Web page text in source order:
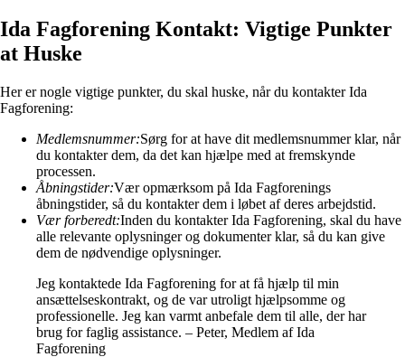
Ida Fagforening Kontakt: Vigtige Punkter
at Huske
Her er nogle vigtige punkter, du skal huske, når du kontakter Ida
Fagforening:
Medlemsnummer:Sørg for at have dit medlemsnummer klar, når
du kontakter dem, da det kan hjælpe med at fremskynde
processen.
Åbningstider:Vær opmærksom på Ida Fagforenings
åbningstider, så du kontakter dem i løbet af deres arbejdstid.
Vær forberedt:Inden du kontakter Ida Fagforening, skal du have
alle relevante oplysninger og dokumenter klar, så du kan give
dem de nødvendige oplysninger.
Jeg kontaktede Ida Fagforening for at få hjælp til min
ansættelseskontrakt, og de var utroligt hjælpsomme og
professionelle. Jeg kan varmt anbefale dem til alle, der har
brug for faglig assistance. – Peter, Medlem af Ida
Fagforening